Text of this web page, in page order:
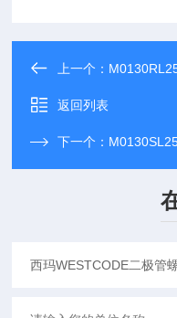
上一个： M0130RL250
返回列表
下一个： M0130SL250西